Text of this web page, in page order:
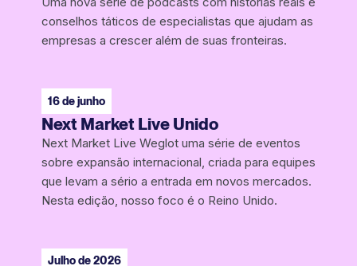
conselhos táticos de especialistas que ajudam as
empresas a crescer além de suas fronteiras.
16 de junho
Next Market Live Unido
Next Market Live Weglot uma série de eventos
sobre expansão internacional, criada para equipes
que levam a sério a entrada em novos mercados.
Nesta edição, nosso foco é o Reino Unido.
Julho de 2026